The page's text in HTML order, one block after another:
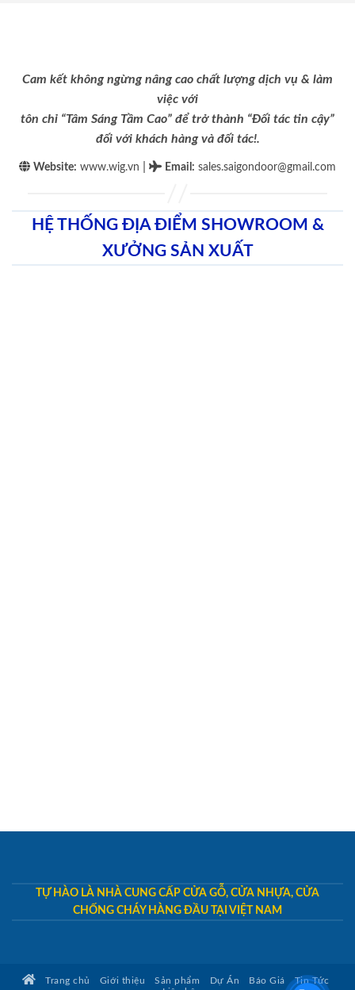
Cam kết không ngừng nâng cao chất lượng dịch vụ & làm
việc với
tôn chỉ “Tâm Sáng Tầm Cao” để trở thành “Đối tác tin cậy”
đối với khách hàng và đối tác!.
Website: www.wig.vn Email : sales.saigondoor@gmail.com
HỆ THỐNG ĐỊA ĐIỂM SHOWROOM &
XƯỞNG SẢN XUẤT
TỰ HÀO LÀ NHÀ CUNG CẤP CỬA GỖ, CỬA NHỰA, CỬA
CHỐNG CHÁY HÀNG ĐẦU TẠI VIỆT NAM
Trang chủ Giới thiệu Sản phẩm Dự Án Báo Giá
Tin Tức